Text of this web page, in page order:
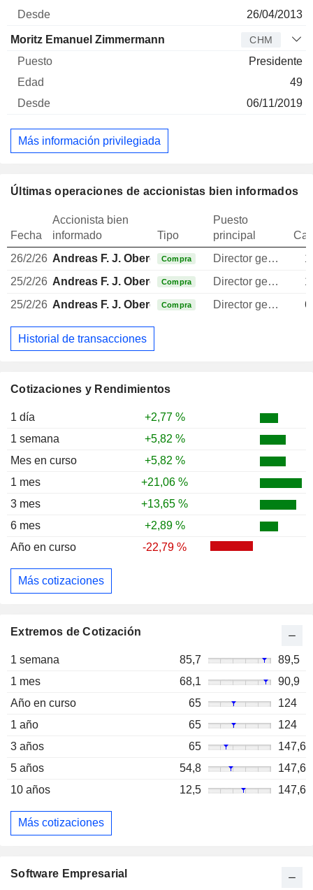
Cotizaciones y Rendimientos
1 día
+2,77 %
1 semana
+5,82 %
Mes en curso
+5,82 %
1 mes
+21,06 %
3 mes
+13,65 %
6 mes
+2,89 %
Año en curso
-22,79 %
Más cotizaciones
Extremos de Cotización
1 semana 85,7
89,5
1 mes
68,1
90,9
Año en curso
65
124
1 año
65
124
3 años
65
147,6
5 años
54,8
147,6
10 años
12,5 147,6
Más cotizaciones
26/04/2013
Moritz Emanuel Zimmermann CHM
Presidente
49
06/11/2019
Más información privilegiada
Últimas operaciones de accionistas bien informados
Fecha
Accionista bien
informado
Tipo
Puesto
principal
26/2/26 Andreas F. J. OberederCompra Director general
25/2/26 Andreas F. J. OberederCompra Director general
25/2/26 Andreas F. J. OberederCompra Director general
Historial de transacciones
Software Empresarial